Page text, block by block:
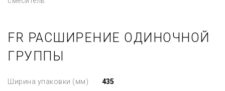
FR РАСШИРЕНИЕ ОДИНОЧНОЙ
ГРУППЫ
Ширина упаковки (мм)
435